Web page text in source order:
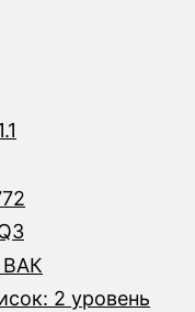
ВАК
2 уровень